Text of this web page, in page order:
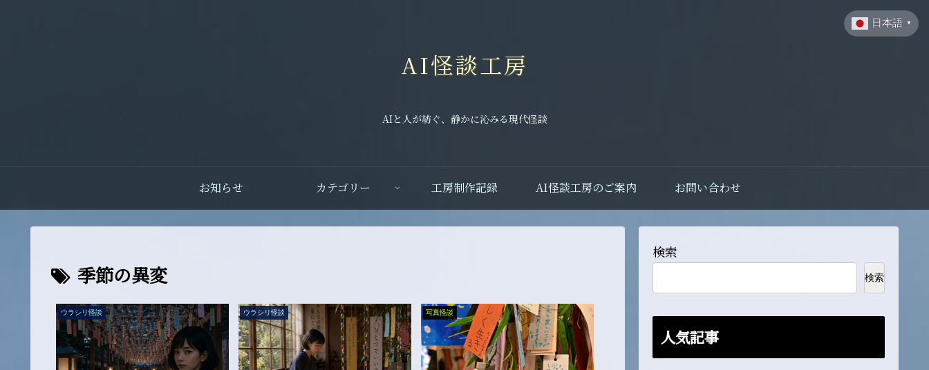
AI怪談工房
AIと人が紡ぐ、静かに沁みる現代怪談
お知らせ カテゴリー 工房制作記録 AI怪談工房のご案内 お問い合わせ
季節の異変
ウラシリ怪談 ウラシリ怪談 写真怪談
検索
検索
人気記事
日本語 ▼